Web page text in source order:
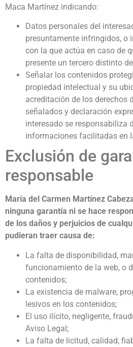
Maca Martínez indicando:
Datos personales del
presuntamente infringidos, o
con la que actúa en caso de
presente un tercero distinto
Señalar los contenidos
propiedad intelectual y su
acreditación de los derechos
señalados y declaración
interesado se responsabiliza
informaciones facilitadas en
Exclusión de
responsable
María del Carmen Martínez
ninguna garantía ni se hace
de los daños y perjuicios de
pudieran traer causa de:
La falta de disponibilidad,
funcionamiento de la web, o
contenidos;
La existencia de malware,
lesivos en los contenidos;
El uso ilícito, negligente,
Aviso Legal;
La falta de licitud, calidad,